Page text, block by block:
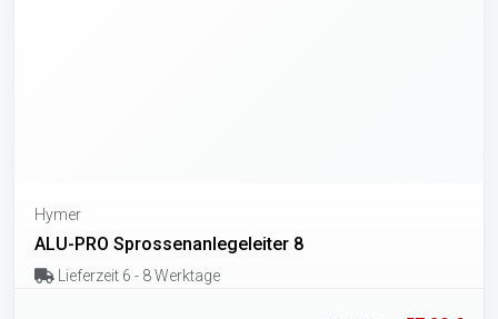
Hymer
ALU-PRO Sprossenanlegeleiter 8
Lieferzeit 6 - 8 Werktage